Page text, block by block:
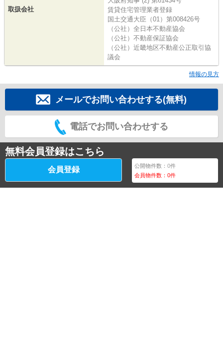
取扱会社
賃貸住宅管理業者登録
国土交通大臣（01）第008426号
（公社）全日本不動産協会
（公社）不動産保証協会
（公社）近畿地区不動産公正取引協
議会
情報の見方
メールでお問い合わせする(無料)
電話でお問い合わせする
無料会員登録はこちら
会員登録 公開物件数：0件
会員物件数：0件